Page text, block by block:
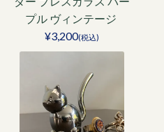
プル ヴィンテージ
¥3,200(税込)